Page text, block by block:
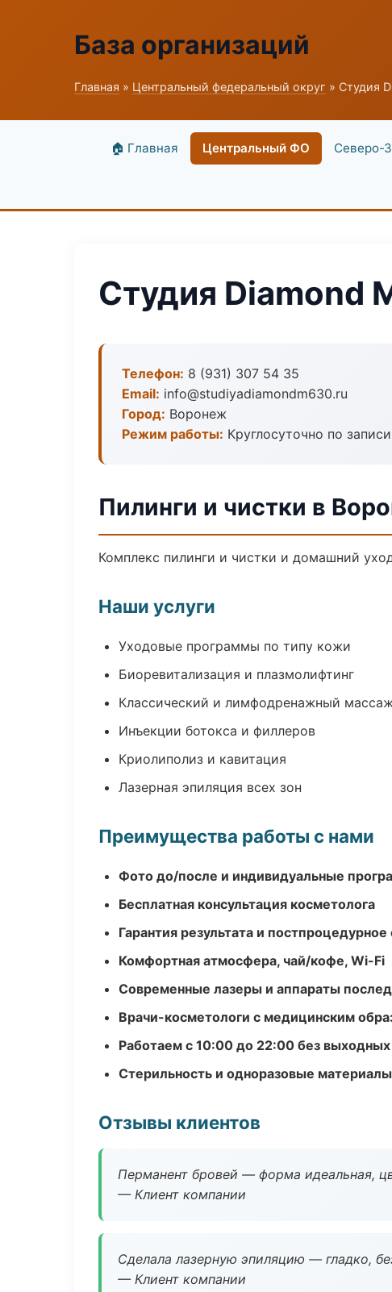
База организаций
Главная » Центральный федеральный округ » Студия
🏠 Главная Центральный ФО Северо-
Студия Diamond
Телефон: 8 (931) 307 54 35
Email: info@studiyadiamondm630.ru
Город: Воронеж
Режим работы: Круглосуточно по записи
Пилинги и чистки в
Комплекс пилинги и чистки и домашний
Наши услуги
Уходовые программы по типу кожи
Биоревитализация и плазмолифтинг
Классический и лимфодренажный
Инъекции ботокса и филлеров
Криолиполиз и кавитация
Лазерная эпиляция всех зон
Преимущества работы с нами
Фото до/после и индивидуальные
Бесплатная консультация косметолога
Гарантия результата и
Комфортная атмосфера, чай/кофе, Wi-Fi
Современные лазеры и аппараты
Врачи-косметологи с медицинским
Работаем с 10:00 до 22:00 без выходных
Стерильность и одноразовые материалы
Отзывы клиентов
Перманент бровей — форма идеальная,
— Клиент компании
Сделала лазерную эпиляцию — гладко,
— Клиент компании